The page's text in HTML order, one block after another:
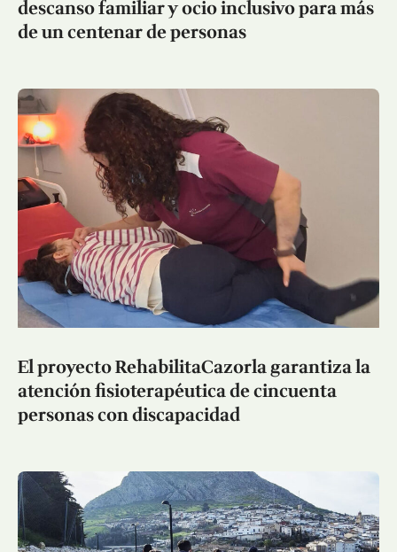
descanso familiar y ocio inclusivo para más
de un centenar de personas
El proyecto RehabilitaCazorla garantiza la
atención fisioterapéutica de cincuenta
personas con discapacidad